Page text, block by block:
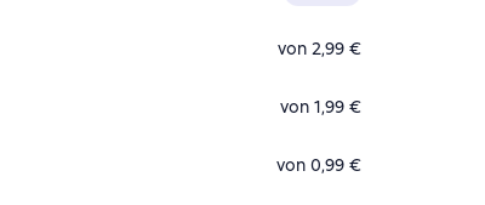
von 2,99 €
von 1,99 €
von 0,99 €